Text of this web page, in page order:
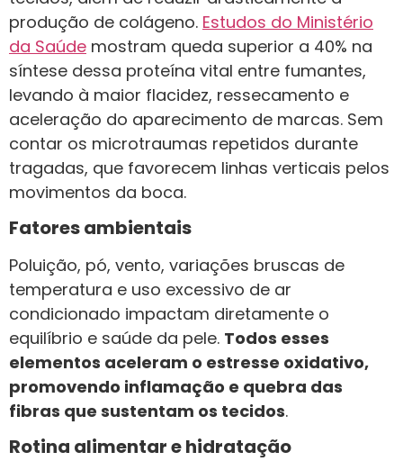
produção de colágeno. Estudos do Ministério
da Saúde mostram queda superior a 40% na
síntese dessa proteína vital entre fumantes,
levando à maior flacidez, ressecamento e
aceleração do aparecimento de marcas. Sem
contar os microtraumas repetidos durante
tragadas, que favorecem linhas verticais pelos
movimentos da boca.
Fatores ambientais
Poluição, pó, vento, variações bruscas de
temperatura e uso excessivo de ar
condicionado impactam diretamente o
equilíbrio e saúde da pele. Todos esses
elementos aceleram o estresse oxidativo,
promovendo inflamação e quebra das
fibras que sustentam os tecidos.
Rotina alimentar e hidratação